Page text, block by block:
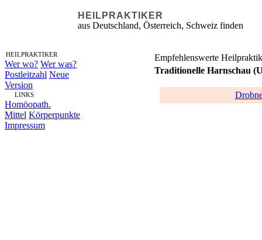
HEILPRAKTIKER
aus Deutschland, Österreich, Schweiz finden
HEILPRAKTIKER
Wer wo? Wer was?
Postleitzahl Neue
Version
LINKS
Homöopath.
Mittel Körperpunkte
Impressum
Empfehlenswerte
Traditionelle Harnschau